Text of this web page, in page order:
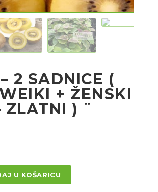
2 SADNICE (
+ ŽENSKI
ZLATNI ) ¨
U KOŠARICU